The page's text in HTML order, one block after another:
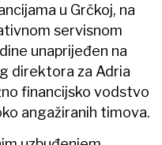
u Grčkoj, na
servisnom
unaprijeđen na
direktora za Adria
financijsko vodstvo
angažiranih timova.